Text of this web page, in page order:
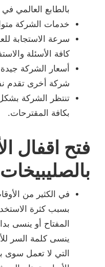
بالطابع العالمي في
خدمات الشركة
سرعة الاستجابة
كافة الأسئلة
أسعار الشركة
شركة أخرى تقدم
تنتظر الشركة
بكافة المقترحات.
فتح اقفال
بالصليبيخات
في الكثير من
بسبب كثرة
المفتاح أو ينسى
ينسى كلمة السر
التي لا تعمل سوى